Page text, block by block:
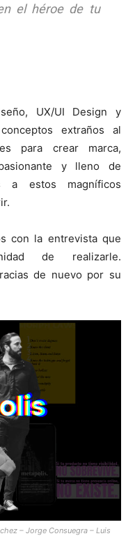
el héroe de tu
UX/UI Design y
extraños al
para crear marca,
y lleno de
a estos magníficos
con la entrevista que
de realizarle.
de nuevo por su
– Jorge Consuegra – Luis